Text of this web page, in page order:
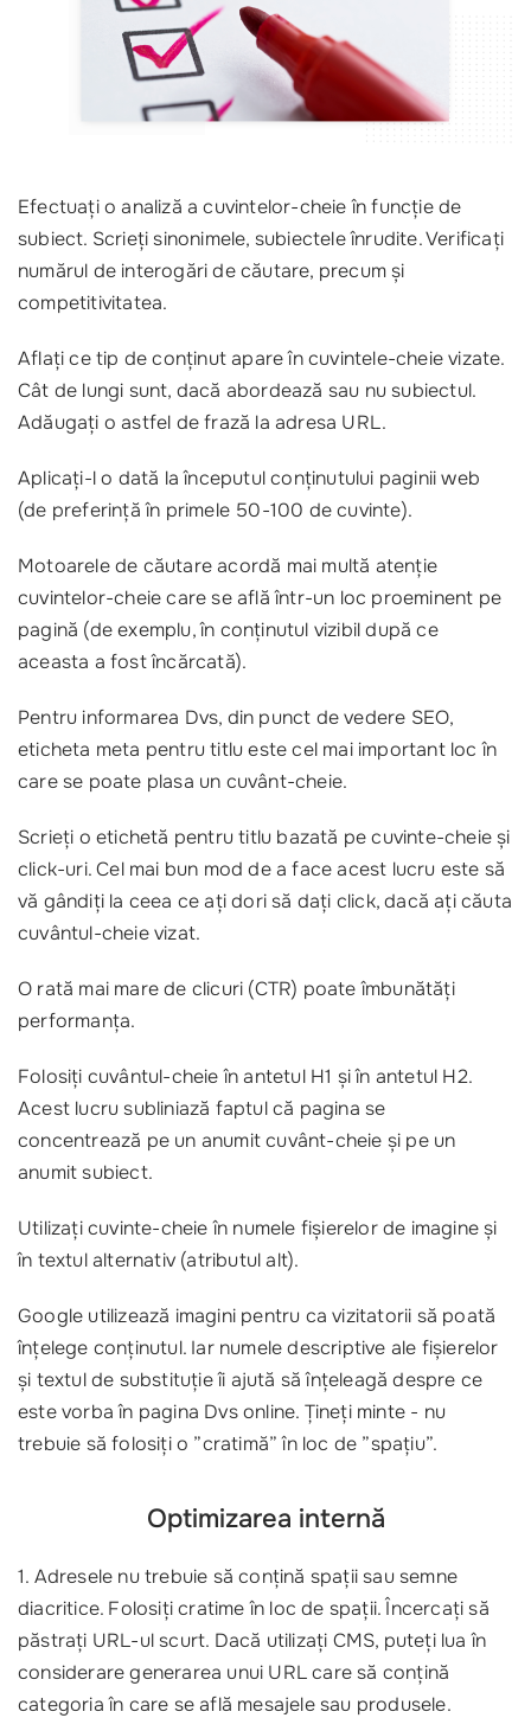
Efectuați o analiză a cuvintelor-cheie în funcție de
subiect. Scrieți sinonimele, subiectele înrudite. Verificați
numărul de interogări de căutare, precum și
competitivitatea.
Aflați ce tip de conținut apare în cuvintele-cheie vizate.
Cât de lungi sunt, dacă abordează sau nu subiectul.
Adăugați o astfel de frază la adresa URL.
Aplicați-l o dată la începutul conținutului paginii web
(de preferință în primele 50-100 de cuvinte).
Motoarele de căutare acordă mai multă atenție
cuvintelor-cheie care se află într-un loc proeminent pe
pagină (de exemplu, în conținutul vizibil după ce
aceasta a fost încărcată).
Pentru informarea Dvs, din punct de vedere SEO,
eticheta meta pentru titlu este cel mai important loc în
care se poate plasa un cuvânt-cheie.
Scrieți o etichetă pentru titlu bazată pe cuvinte-cheie și
click-uri. Cel mai bun mod de a face acest lucru este să
vă gândiți la ceea ce ați dori să dați click, dacă ați căuta
cuvântul-cheie vizat.
O rată mai mare de clicuri (CTR) poate îmbunătăți
performanța.
Folosiți cuvântul-cheie în antetul H1 și în antetul H2.
Acest lucru subliniază faptul că pagina se
concentrează pe un anumit cuvânt-cheie și pe un
anumit subiect.
Utilizați cuvinte-cheie în numele fișierelor de imagine și
în textul alternativ (atributul alt).
Google utilizează imagini pentru ca vizitatorii să poată
înțelege conținutul. Iar numele descriptive ale fișierelor
și textul de substituție îi ajută să înțeleagă despre ce
este vorba în pagina Dvs online. Țineți minte - nu
trebuie să folosiți o ”cratimă” în loc de ”spațiu”.
Optimizarea internă
1. Adresele nu trebuie să conțină spații sau semne
diacritice. Folosiți cratime în loc de spații. Încercați să
păstrați URL-ul scurt. Dacă utilizați CMS, puteți lua în
considerare generarea unui URL care să conțină
categoria în care se află mesajele sau produsele.